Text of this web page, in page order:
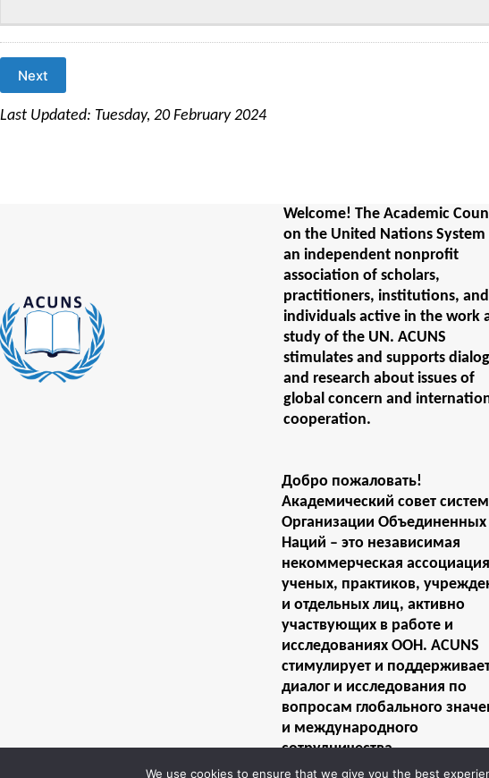
Next
Last Updated: Tuesday, 20 February 2024
Welcome! The Academic
on the United Nations System
an independent nonprofit
association of scholars,
practitioners, institutions, and
individuals active in the work
study of the UN. ACUNS
stimulates and supports
and research about issues of
global concern and
cooperation.
Добро пожаловать!
Академический совет
Организации Объединенных
Наций – это независимая
некоммерческая ассоциация
ученых, практиков,
и отдельных лиц, активно
участвующих в работе и
исследованиях ООН. ACUNS
стимулирует и
диалог и исследования по
вопросам глобального
и международного
сотрудничества.
We use cookies to ensure that we give you the best